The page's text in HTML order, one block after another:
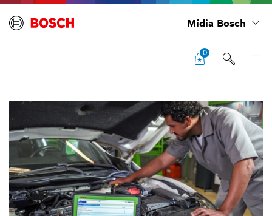
Mídia Bosch
0